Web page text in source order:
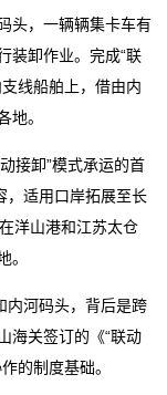
头，一辆辆集卡车有
装卸作业。完成“联
线船舶上，借由内
地。
接卸”模式承运的首
，适用口岸拓展至长
洋山港和江苏太仓
。
内河码头，背后是跨
海关签订的《“联动
的制度基础。